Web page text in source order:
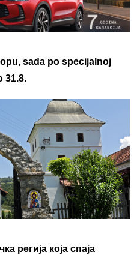
sada po specijalnoj
31.8.
регија која спаја